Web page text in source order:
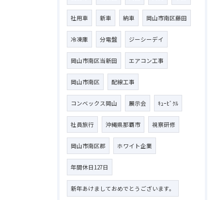
社用車 新車 納車 岡山市南区藤田
冷凍庫 分電盤 ジーシーデイ
岡山市南区当新田 エアコン工事
岡山市南区 配線工事
コンベックス岡山 展示会 ｷｭｰﾋﾞｸﾙ
社員旅行 沖縄県那覇市 視察研修
岡山市南区郡 ホワイト企業
年間休日127日
新年あけましておめでとうございます。